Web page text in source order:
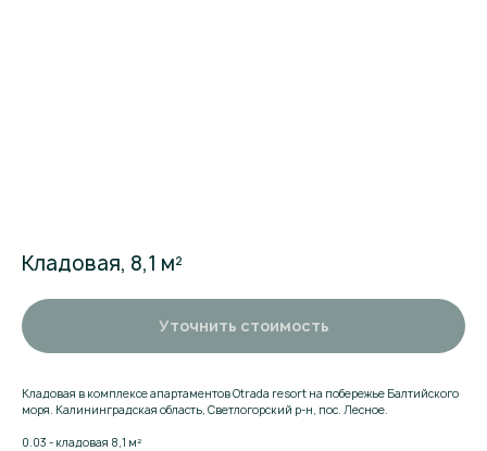
Кладовая, 8,1 м²
Уточнить стоимость
Кладовая в комплексе апартаментов Otrada resort на побережье Балтийского
моря. Калининградская область, Светлогорский р-н, пос. Лесное.
0.03 - кладовая 8,1 м²